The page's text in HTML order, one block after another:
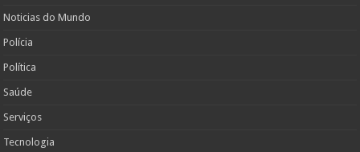
Noticias do Mundo
Polícia
Política
Saúde
Serviços
Tecnologia